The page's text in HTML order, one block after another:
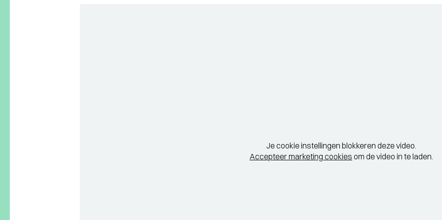
Je cookie instellingen blokkeren deze video.
Accepteer marketing cookies om de video in te laden.